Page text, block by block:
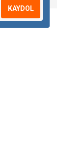
KAYDOL